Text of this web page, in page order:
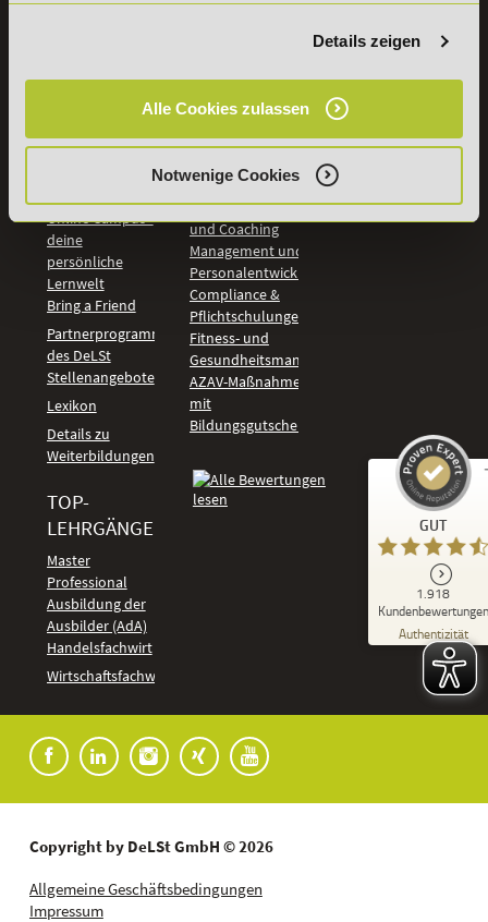
Details zeigen
Alle Cookies zulassen
Notwenige Cookies
Fördermöglichkeiten
Check
Online Campus -
deine
persönliche
Lernwelt
Bring a Friend
Partnerprogramm
des DeLSt
Stellenangebote
Lexikon
Details zu
Weiterbildungen
TOP-
LEHRGÄNGE
Master
Professional
Ausbildung der
Ausbilder (AdA)
Handelsfachwirt
Wirtschaftsfachwirt
Weiterbildungen
Bildung &
Digitales Lernen
Künstliche
Intelligenz
Vertrieb
Kommunikation
und Coaching
Management und
Personalentwicklung
Compliance &
Pflichtschulungen
Fitness- und
Gesundheitsmanagement
AZAV-Maßnahmen
mit
Bildungsgutschein
GUT
1.918
Kundenbewertungen
Authentizität
Kundenbewertungen und Erfahrungen zu
DeLSt - Deutsches eLearning Studieninstitut
92
%
Empfehlungen auf
ProvenExpert.com
91
anderen Quellen
Copyright by DeLSt GmbH © 2026
Allgemeine Geschäftsbedingungen
Impressum